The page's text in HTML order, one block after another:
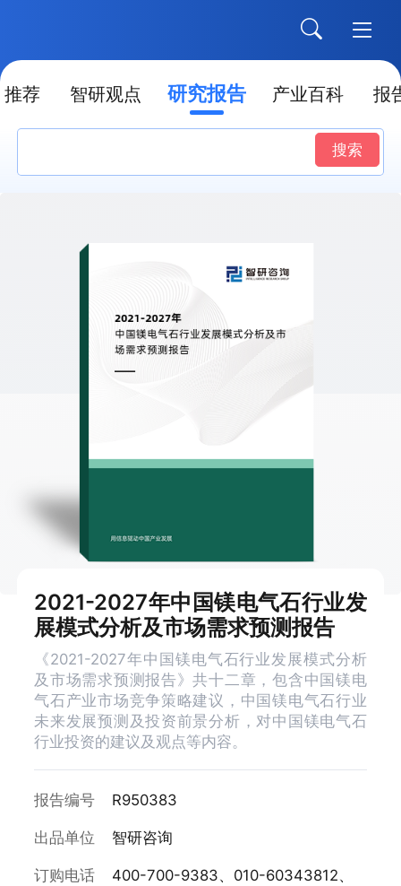
推荐 智研观点 研究报告 产业百科 报
搜索
2021-2027年中国镁电气石行业发
展模式分析及市场需求预测报告
《2021-2027年中国镁电气石行业发展模式分析
及市场需求预测报告》共十二章，包含中国镁电
气石产业市场竞争策略建议，中国镁电气石行业
未来发展预测及投资前景分析，对中国镁电气石
行业投资的建议及观点等内容。
报告编号 R950383
出品单位 智研咨询
订购电话
400-700-9383、010-60343812、